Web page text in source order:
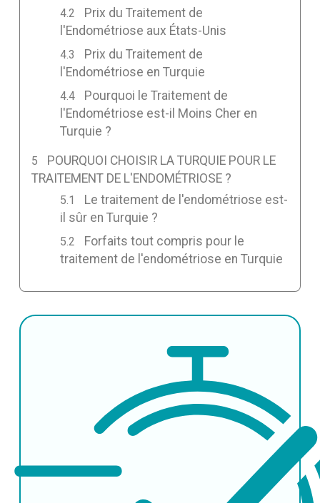
Prix du Traitement de
l'Endométriose aux États-Unis
Prix du Traitement de
l'Endométriose en Turquie
Pourquoi le Traitement de
l'Endométriose est-il Moins Cher en
Turquie ?
POURQUOI CHOISIR LA TURQUIE POUR LE
TRAITEMENT DE L'ENDOMÉTRIOSE ?
Le traitement de l'endométriose est-
il sûr en Turquie ?
Forfaits tout compris pour le
traitement de l'endométriose en Turquie